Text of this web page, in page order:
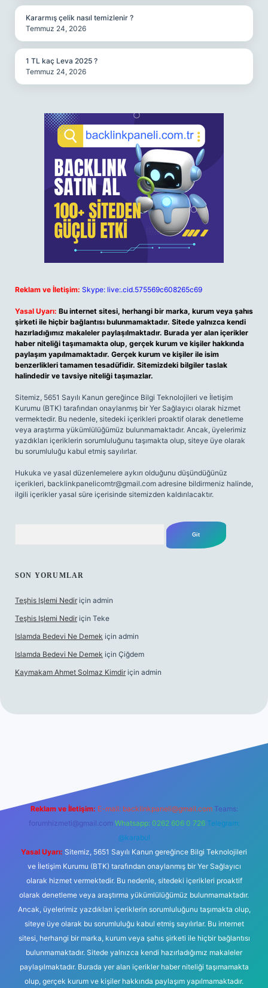
Kararmış çelik nasıl temizlenir ?
Temmuz 24, 2026
1 TL kaç Leva 2025 ?
Temmuz 24, 2026
Reklam ve İletişim: Skype: live:.cid.575569c608265c69
Yasal Uyarı: Bu internet sitesi, herhangi bir marka, kurum veya şahıs
şirketi ile hiçbir bağlantısı bulunmamaktadır. Sitede yalnızca kendi
hazırladığımız makaleler paylaşılmaktadır. Burada yer alan içerikler
haber niteliği taşımamakta olup, gerçek kurum ve kişiler hakkında
paylaşım yapılmamaktadır. Gerçek kurum ve kişiler ile isim
benzerlikleri tamamen tesadüfidir. Sitemizdeki bilgiler taslak
halindedir ve tavsiye niteliği taşımazlar.
Sitemiz, 5651 Sayılı Kanun gereğince Bilgi Teknolojileri ve İletişim
Kurumu (BTK) tarafından onaylanmış bir Yer Sağlayıcı olarak hizmet
vermektedir. Bu nedenle, sitedeki içerikleri proaktif olarak denetleme
veya araştırma yükümlülüğümüz bulunmamaktadır. Ancak, üyelerimiz
yazdıkları içeriklerin sorumluluğunu taşımakta olup, siteye üye olarak
bu sorumluluğu kabul etmiş sayılırlar.
Hukuka ve yasal düzenlemelere aykırı olduğunu düşündüğünüz
içerikleri, backlinkpanelicomtr@gmail.com adresine bildirmeniz halinde,
ilgili içerikler yasal süre içerisinde sitemizden kaldırılacaktır.
SON YORUMLAR
Teşhis Işlemi Nedir için admin
Teşhis Işlemi Nedir için Teke
Islamda Bedevi Ne Demek için admin
Islamda Bedevi Ne Demek için Çiğdem
Kaymakam Ahmet Solmaz Kimdir için admin
Reklam ve İletişim: E-mail: backlinkpaneli@gmail.com Teams:
forumhizmeti@gmail.com Whatsapp: 0262 606 0 726 Telegram:
@karabul
Yasal Uyarı: Sitemiz, 5651 Sayılı Kanun gereğince Bilgi Teknolojileri
ve İletişim Kurumu (BTK) tarafından onaylanmış bir Yer Sağlayıcı
olarak hizmet vermektedir. Bu nedenle, sitedeki içerikleri proaktif
olarak denetleme veya araştırma yükümlülüğümüz bulunmamaktadır.
Ancak, üyelerimiz yazdıkları içeriklerin sorumluluğunu taşımakta olup,
siteye üye olarak bu sorumluluğu kabul etmiş sayılırlar. Bu internet
sitesi, herhangi bir marka, kurum veya şahıs şirketi ile hiçbir bağlantısı
bulunmamaktadır. Sitede yalnızca kendi hazırladığımız makaleler
paylaşılmaktadır. Burada yer alan içerikler haber niteliği taşımamakta
olup, gerçek kurum ve kişiler hakkında paylaşım yapılmamaktadır.